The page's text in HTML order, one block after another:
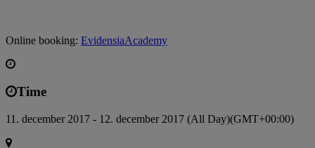
Online booking: EvidensiaAcademy
Time
11. december 2017 - 12. december 2017 (All Day)(GMT+00:00)